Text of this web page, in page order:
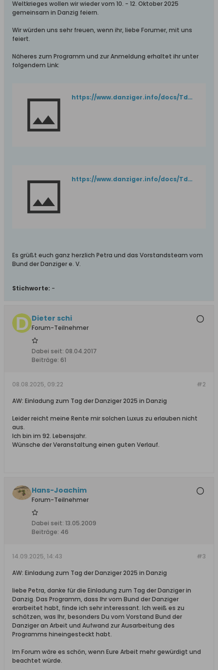
Weltkrieges wollen wir wieder vom 10. - 12. Oktober 2025
gemeinsam in Danzig feiern.
Wir würden uns sehr freuen, wenn ihr, liebe Forumer, mit uns
feiert.
Näheres zum Programm und zur Anmeldung erhaltet ihr unter
folgendem Link:
https://www.danziger.info/docs/TdDA2025_Einladung_Programm.pdf
https://www.danziger.info/docs/TdDA2025_Anmeldung.pdf
Es grüßt euch ganz herzlich Petra und das Vorstandsteam vom
Bund der Danziger e. V.
Stichworte: -
Dieter schi
Forum-Teilnehmer
Dabei seit: 08.04.2017
Beiträge: 61
#2
08.08.2025, 09:22
AW: Einladung zum Tag der Danziger 2025 in Danzig
Leider reicht meine Rente mir solchen Luxus zu erlauben nicht
aus.
Ich bin im 92. Lebensjahr.
Wünsche der Veranstaltung einen guten Verlauf.
Hans-Joachim
Forum-Teilnehmer
Dabei seit: 13.05.2009
Beiträge: 46
#3
14.09.2025, 14:43
AW: Einladung zum Tag der Danziger 2025 in Danzig
liebe Petra, danke für die Einladung zum Tag der Danziger in
Danzig. Das Programm, dass Ihr vom Bund der Danziger
erarbeitet habt, finde ich sehr interessant. Ich weiß es zu
schätzen, was Ihr, besonders Du vom Vorstand Bund der
Danziger an Arbeit und Aufwand zur Ausarbeitung des
Programms hineingesteckt habt.
Im Forum wäre es schön, wenn Eure Arbeit mehr gewürdigt und
beachtet würde.